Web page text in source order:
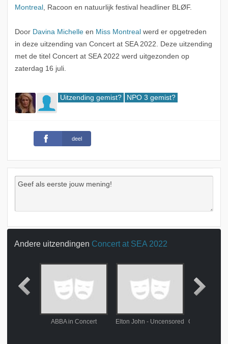
Montreal , Racoon en natuurlijk festival headliner BLØF.
Door Davina Michelleen Miss Montreal werd er opgetreden
in deze uitzending van Concert at SEA 2022. Deze uitzending
met de titel Concert at SEA 2022 werd uitgezonden op
zaterdag 16 juli.
Uitzending gemist? NPO 3 gemist?
deel
Andere uitzendingen Concert at SEA 2022
ABBA in Concert Elton John - Uncensored